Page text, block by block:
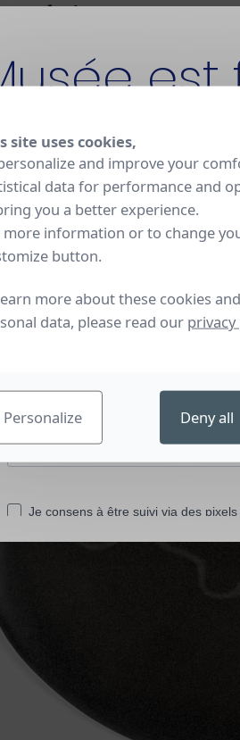
et nous
en 2017, Li Xin
pour
ses subtilités.
fermé pour rénovation jusqu'en
ses ateliers restent ouverts
site uses cookies,
and improve your
data for performance and
you a better experience.
more information or to change
button.
more about these cookies
data, please read our privacy
Personalize Deny all